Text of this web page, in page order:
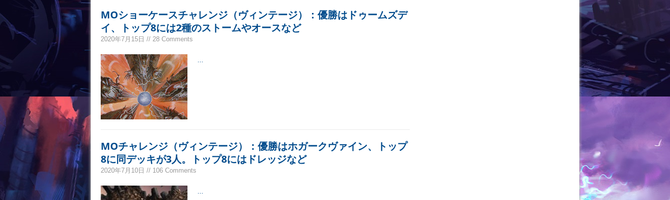
MOショーケースチャレンジ（ヴィンテージ）：優勝はドゥームズデ
イ、トップ8には2種のストームやオースなど
2020年7月15日 // 28 Comments
...
MOチャレンジ（ヴィンテージ）：優勝はホガークヴァイン、トップ
8に同デッキが3人。トップ8にはドレッジなど
2020年7月10日 // 106 Comments
...